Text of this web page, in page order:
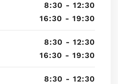
8:30 - 12:30
16:30 - 19:30
8:30 - 12:30
16:30 - 19:30
8:30 - 12:30